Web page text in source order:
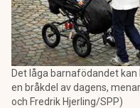
Det låga barnafödandet
en bråkdel av dagens,
och Fredrik Hjerling/SPP)